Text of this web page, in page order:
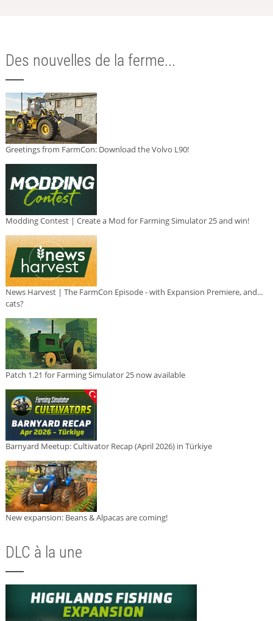
Des nouvelles de la ferme...
Greetings from FarmCon: Download the Volvo L90!
Modding Contest | Create a Mod for Farming Simulator 25 and win!
News Harvest | The FarmCon Episode - with Expansion Premiere, and...
cats?
Patch 1.21 for Farming Simulator 25 now available
Barnyard Meetup: Cultivator Recap (April 2026) in Türkiye
New expansion: Beans & Alpacas are coming!
DLC à la une